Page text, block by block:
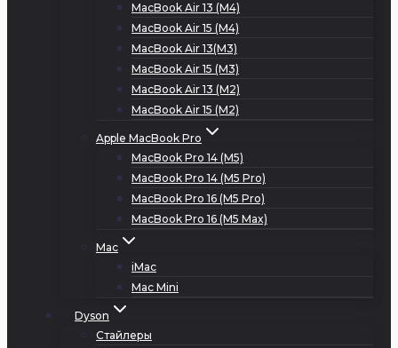
MacBook Air 13 (M4)
MacBook Air 15 (M4)
MacBook Air 13(M3)
MacBook Air 15 (M3)
MacBook Air 13 (M2)
MacBook Air 15 (M2)
Apple MacBook Pro
MacBook Pro 14 (M5)
MacBook Pro 14 (M5 Pro)
MacBook Pro 16 (M5 Pro)
MacBook Pro 16 (M5 Max)
Mac
iMac
Mac Mini
Dyson
Стайлеры